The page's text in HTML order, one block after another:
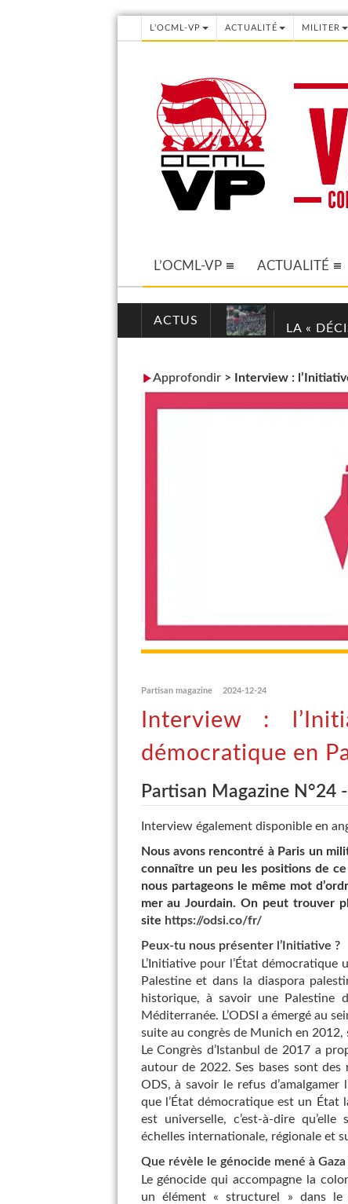
L’OCML-VP ACTUALITÉ MILITER
L’OCML-VP ACTUALITÉ
ACTUS
LA «
Approfondir> Interview :
Partisan magazine 2024-12-24
Interview :
démocratique en
Partisan Magazine N°24
Interview également disponible en
Nous avons rencontré à Paris un
connaître un peu les positions de
nous partageons le même mot
mer au Jourdain. On peut trouver
site https://odsi.co/fr/
Peux-tu nous présenter l’Initiative ?
L’Initiative pour l’État
Palestine et dans la diaspora
historique, à savoir une Palestine
Méditerranée. L’ODSI a émergé au
suite au congrès de Munich en
Le Congrès d’Istanbul de 2017 a
autour de 2022. Ses bases sont
ODS, à savoir le refus
que l’État démocratique est un État
est universelle, c’est-à-dire
échelles internationale, régionale et
Que révèle le génocide mené à
Le génocide qui accompagne la
un élément « structurel » dans